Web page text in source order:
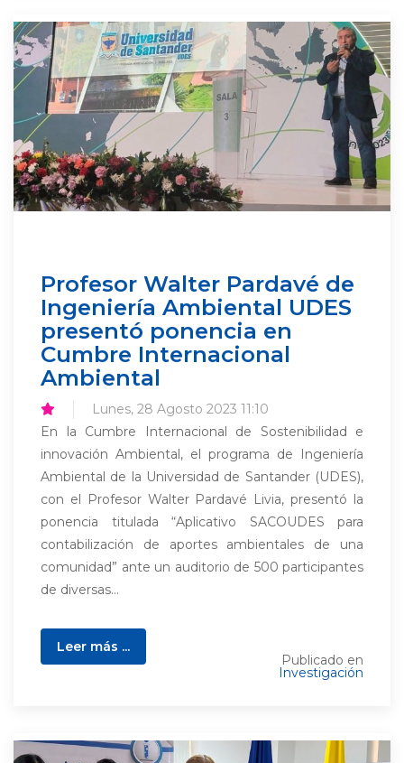
Profesor Walter Pardavé de
Ingeniería Ambiental UDES
presentó ponencia en
Cumbre Internacional
Ambiental
Lunes, 28 Agosto 2023 11:10
En la Cumbre Internacional de Sostenibilidad e
innovación Ambiental, el programa de Ingeniería
Ambiental de la Universidad de Santander (UDES),
con el Profesor Walter Pardavé Livia, presentó la
ponencia titulada “Aplicativo SACOUDES para
contabilización de aportes ambientales de una
comunidad” ante un auditorio de 500 participantes
de diversas...
Leer más ...
Publicado en
Investigación